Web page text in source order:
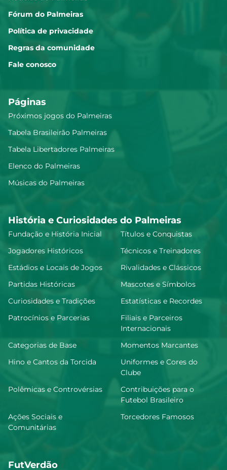
Fórum do Palmeiras
Política de privacidade
Regras da comunidade
Fale conosco
Páginas
Próximos jogos do Palmeiras
Tabela Brasileirão Palmeiras
Tabela Libertadores Palmeiras
Elenco do Palmeiras
Músicas do Palmeiras
História e Curiosidades do Palmeiras
Fundação e História Inicial
Títulos e Conquistas
Jogadores Históricos
Técnicos e Treinadores
Estádios e Locais de Jogos
Rivalidades e Clássicos
Partidas Históricas
Mascotes e Símbolos
Curiosidades e Tradições
Estatísticas e Recordes
Patrocínios e Parcerias
Filiais e Parceiros
Internacionais
Categorias de Base
Momentos Marcantes
Hino e Cantos da Torcida
Uniformes e Cores do
Clube
Polêmicas e Controvérsias
Contribuições para o
Futebol Brasileiro
Ações Sociais e
Comunitárias
Torcedores Famosos
FutVerdão